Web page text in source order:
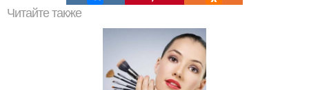
Читайте также